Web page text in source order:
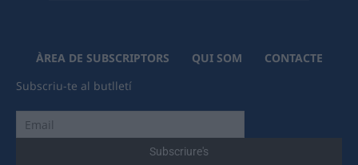
ÀREA DE SUBSCRIPTORS QUI SOM
CONTACTE
Subscriu-te al butlletí